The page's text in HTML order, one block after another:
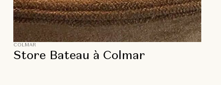
COLMAR
Store Bateau à Colmar